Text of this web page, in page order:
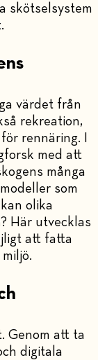
skötselsystem
värdet från
rekreation,
rennäring. I
med att
många
som
olika
Här utvecklas
att fatta
Genom att ta
digitala